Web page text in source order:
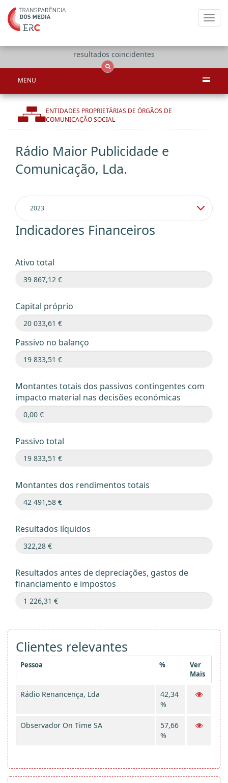
resultados coincidentes
MENU
ENTIDADES PROPRIETÁRIAS DE ÓRGÃOS DE
COMUNICAÇÃO SOCIAL
Rádio Maior Publicidade e
Comunicação, Lda.
Indicadores Financeiros
Ativo total
Capital próprio
Passivo no balanço
Montantes totais dos passivos contingentes com
impacto material nas decisões económicas
Passivo total
Montantes dos rendimentos totais
Resultados líquidos
Resultados antes de depreciações, gastos de
financiamento e impostos
Clientes relevantes
Pessoa %
Ver
Mais
Rádio Renancença, Lda
42,34
%
Observador On Time SA
57,66
%